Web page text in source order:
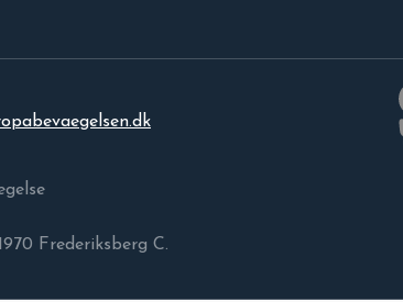
Frederiksberg C.